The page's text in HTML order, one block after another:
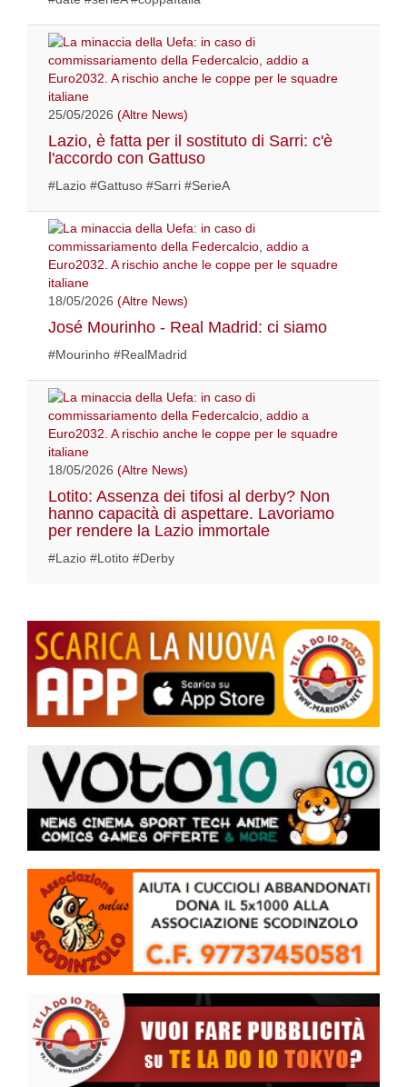
25/05/2026 (Altre News)
Lazio, è fatta per il sostituto di Sarri: c'è
l'accordo con Gattuso
#Lazio #Gattuso #Sarri #SerieA
18/05/2026 (Altre News)
José Mourinho - Real Madrid: ci siamo
#Mourinho #RealMadrid
18/05/2026 (Altre News)
Lotito: Assenza dei tifosi al derby? Non
hanno capacità di aspettare. Lavoriamo
per rendere la Lazio immortale
#Lazio #Lotito #Derby